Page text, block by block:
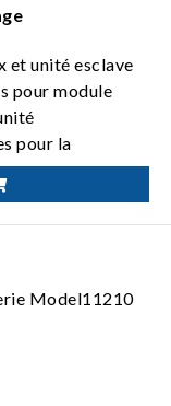
et unité esclave
pour module
pour la
GPIB et